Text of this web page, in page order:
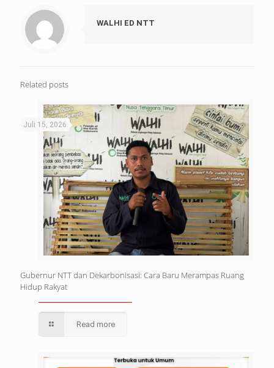
WALHI ED NTT
Related posts
Juli 15, 2026
Gubernur NTT dan Dekarbonisasi: Cara Baru Merampas Ruang
Hidup Rakyat
Read more